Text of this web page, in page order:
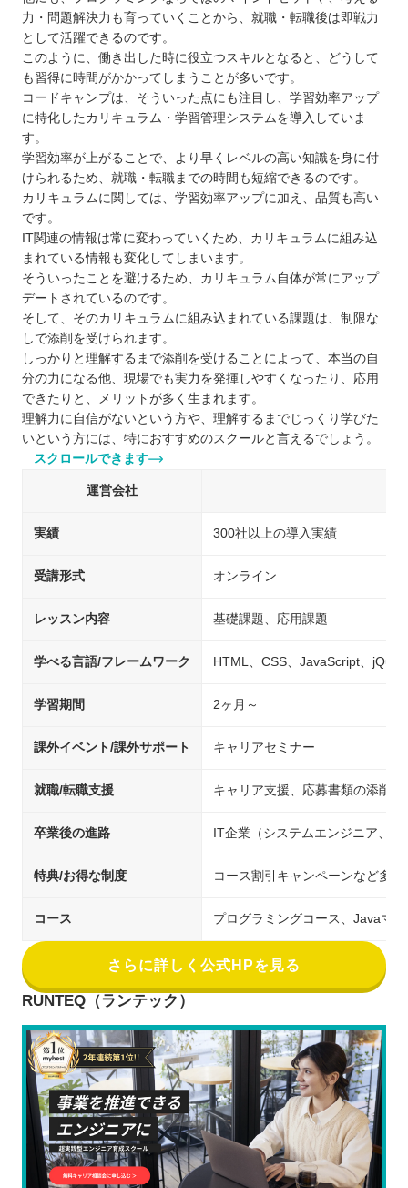
力・問題解決力も育っていくことから、就職・転職後は即戦力
として活躍できるのです。
このように、働き出した時に役立つスキルとなると、どうして
も習得に時間がかかってしまうことが多いです。
コードキャンプは、そういった点にも注目し、学習効率アップ
に特化したカリキュラム・学習管理システムを導入していま
す。
学習効率が上がることで、より早くレベルの高い知識を身に付
けられるため、就職・転職までの時間も短縮できるのです。
カリキュラムに関しては、学習効率アップに加え、品質も高い
です。
IT関連の情報は常に変わっていくため、カリキュラムに組み込
まれている情報も変化してしまいます。
そういったことを避けるため、カリキュラム自体が常にアップ
デートされているのです。
そして、そのカリキュラムに組み込まれている課題は、制限な
しで添削を受けられます。
しっかりと理解するまで添削を受けることによって、本当の自
分の力になる他、現場でも実力を発揮しやすくなったり、応用
できたりと、メリットが多く生まれます。
理解力に自信がないという方や、理解するまでじっくり学びた
いという方には、特におすすめのスクールと言えるでしょう。
スクロールできます
運営会社
実績 300社以上の導入実績
受講形式 オンライン
レッスン内容 基礎課題、応用課題
学べる言語/フレームワーク HTML、CSS、JavaScript、
学習期間 2ヶ月～
課外イベント/課外サポート キャリアセミナー
就職/転職支援 キャリア支援、応募書類の添削
卒業後の進路 IT企業（システムエンジニア、
特典/お得な制度 コース割引キャンペーンなど多数
コース プログラミングコース、Javaマ
さらに詳しく公式HPを見る
RUNTEQ（ランテック）